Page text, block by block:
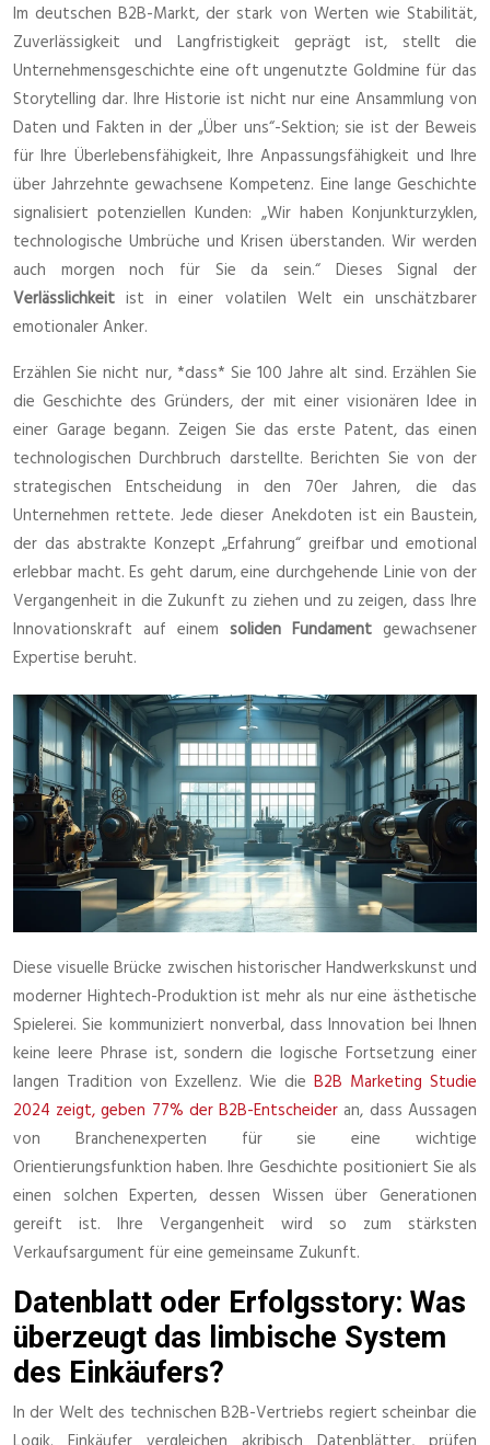
Im deutschen B2B-Markt, der stark von Werten wie Stabilität,
Zuverlässigkeit und Langfristigkeit geprägt ist, stellt die
Unternehmensgeschichte eine oft ungenutzte Goldmine für das
Storytelling dar. Ihre Historie ist nicht nur eine Ansammlung von
Daten und Fakten in der „Über uns“-Sektion; sie ist der Beweis
für Ihre Überlebensfähigkeit, Ihre Anpassungsfähigkeit und Ihre
über Jahrzehnte gewachsene Kompetenz. Eine lange Geschichte
signalisiert potenziellen Kunden: „Wir haben Konjunkturzyklen,
technologische Umbrüche und Krisen überstanden. Wir werden
auch morgen noch für Sie da sein.“ Dieses Signal der
Verlässlichkeit ist in einer volatilen Welt ein unschätzbarer
emotionaler Anker.
Erzählen Sie nicht nur, *dass* Sie 100 Jahre alt sind. Erzählen Sie
die Geschichte des Gründers, der mit einer visionären Idee in
einer Garage begann. Zeigen Sie das erste Patent, das einen
technologischen Durchbruch darstellte. Berichten Sie von der
strategischen Entscheidung in den 70er Jahren, die das
Unternehmen rettete. Jede dieser Anekdoten ist ein Baustein,
der das abstrakte Konzept „Erfahrung“ greifbar und emotional
erlebbar macht. Es geht darum, eine durchgehende Linie von der
Vergangenheit in die Zukunft zu ziehen und zu zeigen, dass Ihre
Innovationskraft auf einem soliden Fundament gewachsener
Expertise beruht.
Diese visuelle Brücke zwischen historischer Handwerkskunst und
moderner Hightech-Produktion ist mehr als nur eine ästhetische
Spielerei. Sie kommuniziert nonverbal, dass Innovation bei Ihnen
keine leere Phrase ist, sondern die logische Fortsetzung einer
langen Tradition von Exzellenz. Wie die B2B Marketing Studie
2024 zeigt, geben 77% der B2B-Entscheider an, dass Aussagen
von Branchenexperten für sie eine wichtige
Orientierungsfunktion haben. Ihre Geschichte positioniert Sie als
einen solchen Experten, dessen Wissen über Generationen
gereift ist. Ihre Vergangenheit wird so zum stärksten
Verkaufsargument für eine gemeinsame Zukunft.
Datenblatt oder Erfolgsstory: Was
überzeugt das limbische System
des Einkäufers?
In der Welt des technischen B2B-Vertriebs regiert scheinbar die